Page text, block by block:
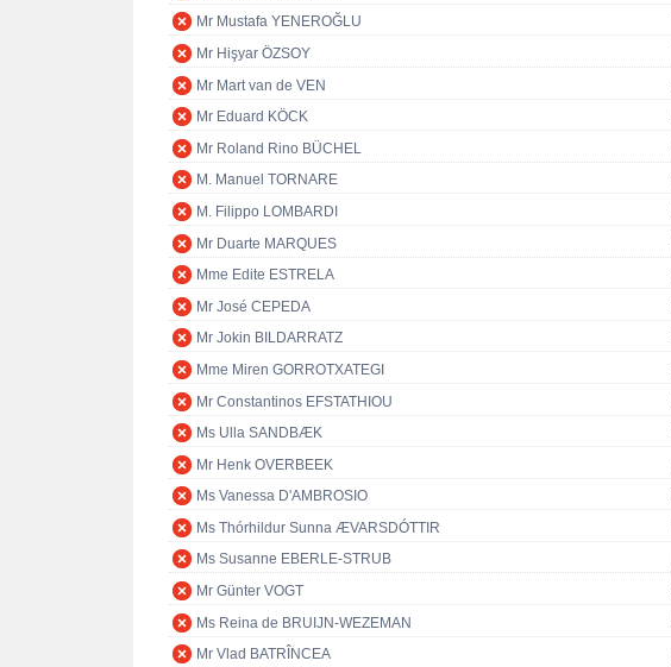
Mr Mustafa YENEROĞLU
Mr Hişyar ÖZSOY
Mr Mart van de VEN
Mr Eduard KÖCK
Mr Roland Rino BÜCHEL
M. Manuel TORNARE
M. Filippo LOMBARDI
Mr Duarte MARQUES
Mme Edite ESTRELA
Mr José CEPEDA
Mr Jokin BILDARRATZ
Mme Miren GORROTXATEGI
Mr Constantinos EFSTATHIOU
Ms Ulla SANDBÆK
Mr Henk OVERBEEK
Ms Vanessa D'AMBROSIO
Ms Thórhildur Sunna ÆVARSDÓTTIR
Ms Susanne EBERLE-STRUB
Mr Günter VOGT
Ms Reina de BRUIJN-WEZEMAN
Mr Vlad BATRÎNCEA